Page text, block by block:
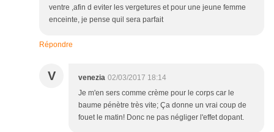
ventre ,afin d eviter les vergetures et pour une jeune femme
enceinte, je pense quil sera parfait
Répondre
V venezia 02/03/2017 18:14
Je m'en sers comme crème pour le corps car le
baume pénètre très vite; Ça donne un vrai coup de
fouet le matin! Donc ne pas négliger l'effet dopant.